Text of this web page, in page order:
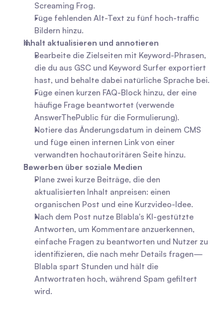
Screaming Frog.
Füge fehlenden Alt-Text zu fünf hoch-traffic
Bildern hinzu.
Inhalt aktualisieren und annotieren
Bearbeite die Zielseiten mit Keyword-Phrasen,
die du aus GSC und Keyword Surfer exportiert
hast, und behalte dabei natürliche Sprache bei.
Füge einen kurzen FAQ-Block hinzu, der eine
häufige Frage beantwortet (verwende
AnswerThePublic für die Formulierung).
Notiere das Änderungsdatum in deinem CMS
und füge einen internen Link von einer
verwandten hochautoritären Seite hinzu.
Bewerben über soziale Medien
Plane zwei kurze Beiträge, die den
aktualisierten Inhalt anpreisen: einen
organischen Post und eine Kurzvideo-Idee.
Nach dem Post nutze Blabla's KI-gestützte
Antworten, um Kommentare anzuerkennen,
einfache Fragen zu beantworten und Nutzer zu
identifizieren, die nach mehr Details fragen—
Blabla spart Stunden und hält die
Antwortraten hoch, während Spam gefiltert
wird.